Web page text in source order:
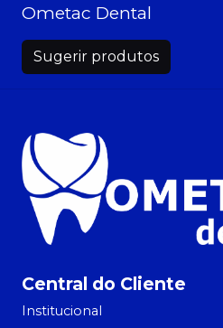
Ometac Dental
Sugerir produtos
Central do Cliente
Institucional